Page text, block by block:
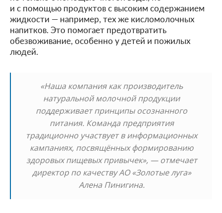
и с помощью продуктов с высоким содержанием
жидкости — например, тех же кисломолочных
напитков. Это помогает предотвратить
обезвоживание, особенно у детей и пожилых
людей.
«Наша компания как производитель
натуральной молочной продукции
поддерживает принципы осознанного
питания. Команда предприятия
традиционно участвует в информационных
кампаниях, посвящённых формированию
здоровых пищевых привычек», — отмечает
директор по качеству АО «Золотые луга»
Алена Пинигина.